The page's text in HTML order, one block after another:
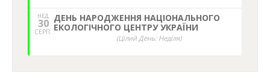
НЕД,
30
СЕРП.
ДЕНЬ НАРОДЖЕННЯ НАЦІОНАЛЬНОГО
ЕКОЛОГІЧНОГО ЦЕНТРУ УКРАЇНИ
(Цілий День: Неділя)